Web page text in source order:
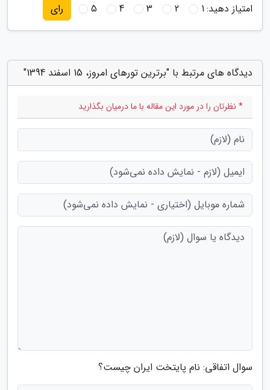
امتیاز دهید:1
2
3
4
5 رای
دیدگاه های مرتبط با "برترین تورهای امروز، 15 اسفند 1394"
* نظرتان را در مورد این مقاله با ما درمیان بگذارید
سوال اتفاقی: نام پایتخت ایران چیست؟